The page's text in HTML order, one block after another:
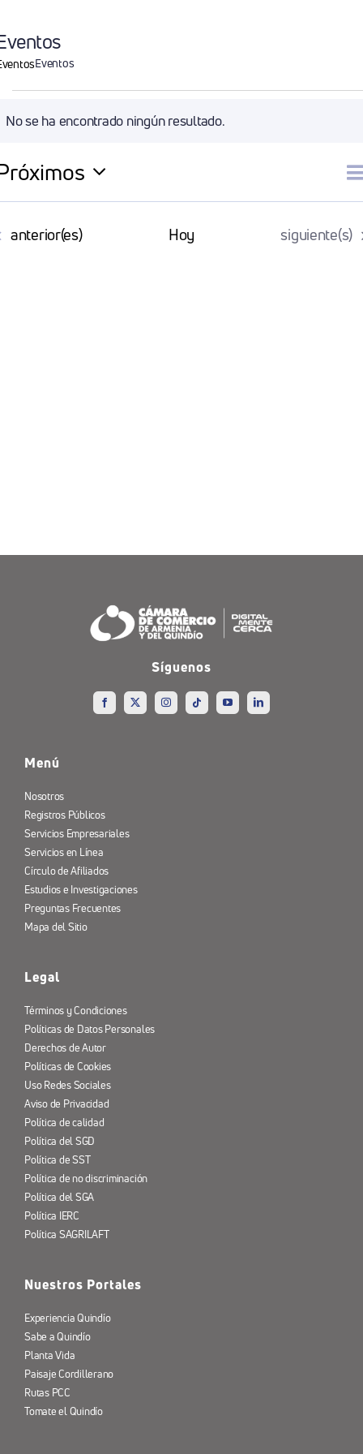
Eventos
Aviso
No se ha encontrado ningún resultado.
Eventos
anterior(es) Hoy Eventos
siguiente(s)
Síguenos
Menú
Nosotros
Registros Públicos
Servicios Empresariales
Servicios en Línea
Círculo de Afiliados
Estudios e Investigaciones
Preguntas Frecuentes
Mapa del Sitio
Legal
Términos y Condiciones
Políticas de Datos Personales
Derechos de Autor
Políticas de Cookies
Uso Redes Sociales
Aviso de Privacidad
Política de calidad
Política del SGD
Política de SST
Política de no discriminación
Política del SGA
Política IERC
Política SAGRILAFT
Nuestros Portales
Experiencia Quindío
Sabe a Quindío
Planta Vida
Paisaje Cordillerano
Rutas PCC
Tomate el Quindío